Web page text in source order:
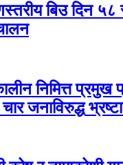
बिउ दिन ५८
निमित्त प्रमुख
जनाविरुद्ध